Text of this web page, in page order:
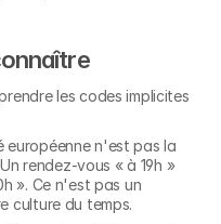
les codes implicites
européenne n'est pas la
rendez-vous « à 19h »
». Ce n'est pas un
culture du temps.